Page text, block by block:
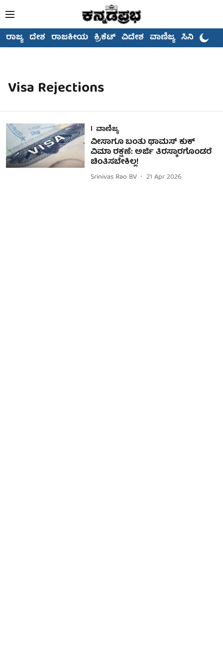
ರಾಜ್ಯ ದೇಶ ರಾಜಕೀಯ ಕ್ರಿಕೆಟ್ ವಿದೇಶ ವಾಣಿಜ್ಯ ಸಿನಿಮಾ
Visa Rejections
ವಾಣಿಜ್ಯ
ವೀಸಾಗೂ ಬಂತು ಥಾಮಸ್ ಕುಕ್
ವಿಮಾ ರಕ್ಷಣೆ: ಅರ್ಜಿ ತಿರಸ್ಕಾರಗೊಂಡರೆ
ಚಿಂತಿಸಬೇಕಿಲ್ಲ!
Srinivas Rao BV 21 Apr 2026